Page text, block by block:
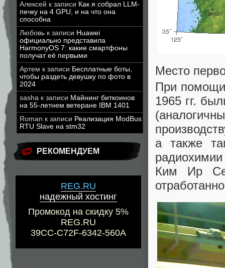
Алексей к записи Как я собрал LLM-
печку на 4 GPU, и на что она
способна
Любовь к записи Huawei
официально представила
HarmonyOS 7: какие смартфоны
получат её первыми
Артем к записи Бесплатные боты,
чтобы раздеть девушку по фото в
2024
sasha к записи Майнинг биткоинов
на 55-летнем ветеране IBM 1401
Roman к записи Реализация ModBus
RTU Slave на stm32
РЕКОМЕНДУЕМ
REG.RU
надежный хостинг
Промокод на скидку 5%
REG.RU
39CC-C72F-6342-560A
Место
При помощи
1965 гг.
а также
Ким Ир